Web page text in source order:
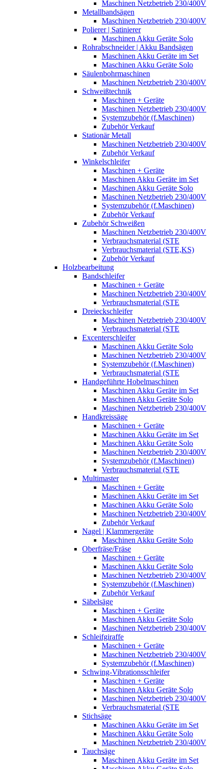
Maschinen Netzbetrieb 230/400V
Metallbandsägen
Maschinen Netzbetrieb 230/400V
Polierer | Satinierer
Maschinen Akku Geräte Solo
Rohrabschneider | Akku Bandsägen
Maschinen Akku Geräte im Set
Maschinen Akku Geräte Solo
Säulenbohrmaschinen
Maschinen Netzbetrieb 230/400V
Schweißtechnik
Maschinen + Geräte
Maschinen Netzbetrieb 230/400V
Systemzubehör (f.Maschinen)
Zubehör Verkauf
Stationär Metall
Maschinen Netzbetrieb 230/400V
Zubehör Verkauf
Winkelschleifer
Maschinen + Geräte
Maschinen Akku Geräte im Set
Maschinen Akku Geräte Solo
Maschinen Netzbetrieb 230/400V
Systemzubehör (f.Maschinen)
Zubehör Verkauf
Zubehör Schweißen
Maschinen Netzbetrieb 230/400V
Verbrauchsmaterial (STE
Verbrauchsmaterial (STE,KS)
Zubehör Verkauf
Holzbearbeitung
Bandschleifer
Maschinen + Geräte
Maschinen Netzbetrieb 230/400V
Verbrauchsmaterial (STE
Dreieckschleifer
Maschinen Netzbetrieb 230/400V
Verbrauchsmaterial (STE
Excenterschleifer
Maschinen Akku Geräte Solo
Maschinen Netzbetrieb 230/400V
Systemzubehör (f.Maschinen)
Verbrauchsmaterial (STE
Handgeführte Hobelmaschinen
Maschinen Akku Geräte im Set
Maschinen Akku Geräte Solo
Maschinen Netzbetrieb 230/400V
Handkreissäge
Maschinen + Geräte
Maschinen Akku Geräte im Set
Maschinen Akku Geräte Solo
Maschinen Netzbetrieb 230/400V
Systemzubehör (f.Maschinen)
Verbrauchsmaterial (STE
Multimaster
Maschinen + Geräte
Maschinen Akku Geräte im Set
Maschinen Akku Geräte Solo
Maschinen Netzbetrieb 230/400V
Zubehör Verkauf
Nagel | Klammergeräte
Maschinen Akku Geräte Solo
Oberfräse/Fräse
Maschinen + Geräte
Maschinen Akku Geräte Solo
Maschinen Netzbetrieb 230/400V
Systemzubehör (f.Maschinen)
Zubehör Verkauf
Säbelsäge
Maschinen + Geräte
Maschinen Akku Geräte Solo
Maschinen Netzbetrieb 230/400V
Schleifgiraffe
Maschinen + Geräte
Maschinen Netzbetrieb 230/400V
Systemzubehör (f.Maschinen)
Schwing-Vibrationsschleifer
Maschinen + Geräte
Maschinen Akku Geräte Solo
Maschinen Netzbetrieb 230/400V
Verbrauchsmaterial (STE
Stichsäge
Maschinen Akku Geräte im Set
Maschinen Akku Geräte Solo
Maschinen Netzbetrieb 230/400V
Tauchsäge
Maschinen Akku Geräte im Set